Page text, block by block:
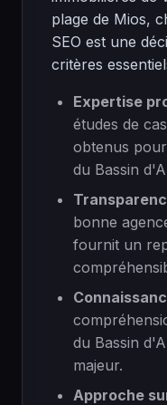
plage de Mios,
SEO est une
critères
Expertise
études de
obtenus
du Bassin
bonne
fournit un
du Bassin
majeur.
Approche